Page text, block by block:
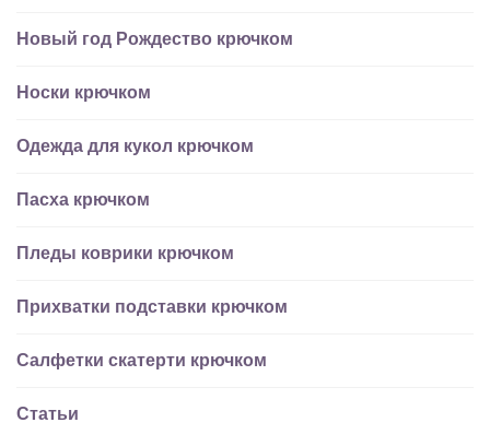
Новый год Рождество крючком
Носки крючком
Одежда для кукол крючком
Пасха крючком
Пледы коврики крючком
Прихватки подставки крючком
Салфетки скатерти крючком
Статьи